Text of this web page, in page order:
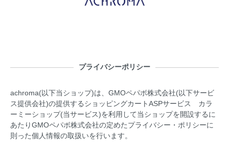
プライバシーポリシー
achroma(以下当ショップ)は、 GMOペパボ株式会社(以下サービ
ス提供会社)の提供するショッピングカートASPサービス カラ
ーミーショップ(当サービス)を利用して当ショップを開設するに
あたりGMOペパボ株式会社の定めたプライバシー・ポリシーに
則った個人情報の取扱いを行います。